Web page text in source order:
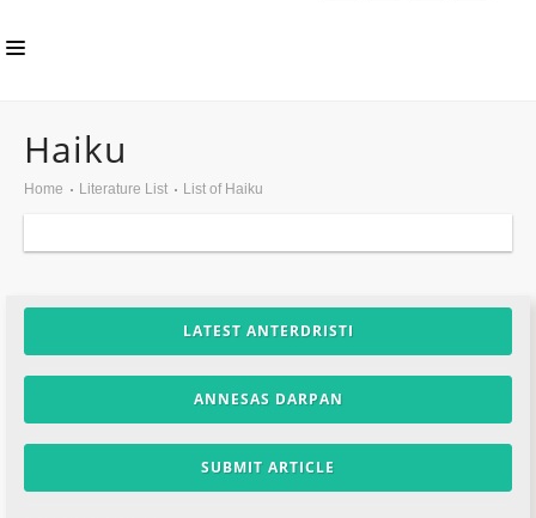
EVENTS
NEWS
AWARDS
GALLERY
Haiku
Home Literature List List of Haiku
LATEST ANTERDRISTI
ANNESAS DARPAN
SUBMIT ARTICLE